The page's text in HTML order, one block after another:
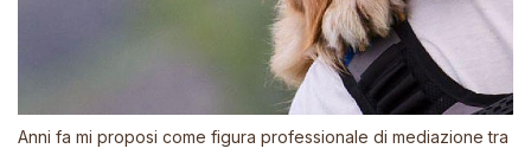
Anni fa mi proposi come figura professionale di mediazione tra